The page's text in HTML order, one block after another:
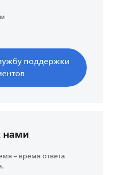
поддержки
нами
– время ответа